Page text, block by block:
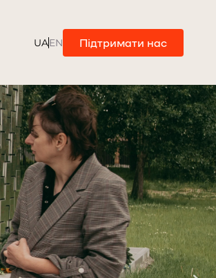
UAEN Підтримати нас